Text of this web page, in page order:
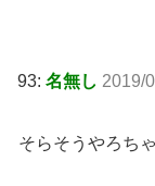
93: 名無し 2019/
そらそうやろち